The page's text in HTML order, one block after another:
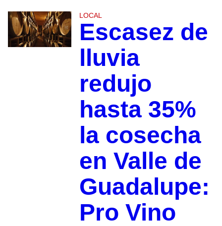
LOCAL
Escasez de
lluvia
redujo
hasta 35%
la cosecha
en Valle de
Guadalupe:
Pro Vino